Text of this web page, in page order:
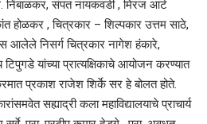
निंबाळकर, संपत नायकवडी , मिरज आर्ट
होळकर , चित्रकार – शिल्पकार उत्तम साठे,
आलेले निसर्ग चित्रकार नागेश हंकारे,
टिपुगडे यांच्या प्रात्यक्षिकाचे आयोजन करण्यात
प्रकाश राजेश शिर्के सर हे बोलत होते.
सह्याद्री कला महाविद्यालयाचे प्राचार्य